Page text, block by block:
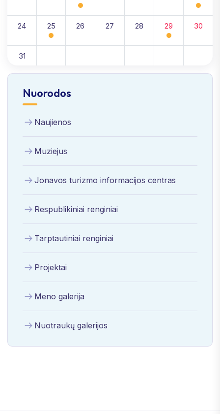
24 25 26 27 28 29 30
31
Nuorodos
Naujienos
Muziejus
Jonavos turizmo informacijos centras
Respublikiniai renginiai
Tarptautiniai renginiai
Projektai
Meno galerija
Nuotraukų galerijos